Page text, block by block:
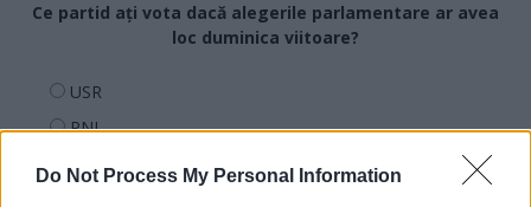
Do Not Process My Personal Information
Ce partid ați vota dacă alegerile parlamentare ar avea
loc duminica viitoare?
USR
PNL
PSD